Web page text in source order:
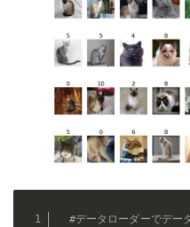
#データローダーでデー